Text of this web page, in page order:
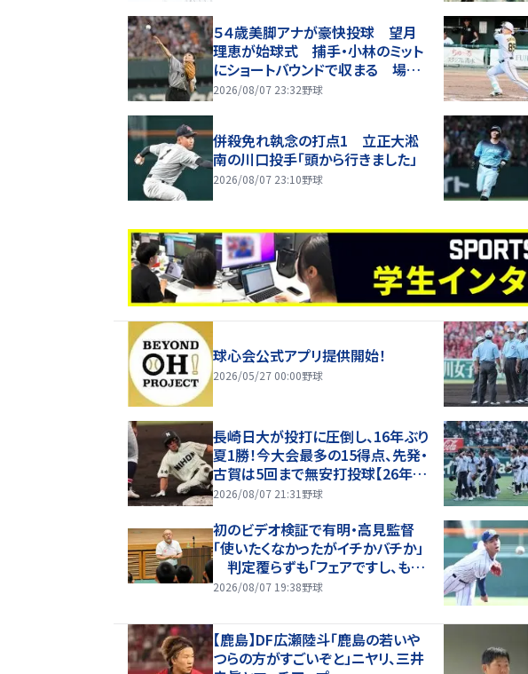
５４歳美脚アナが豪快投球 望月
理恵が始球式 捕手・小林のミット
にショートバウンドで収まる 場内
歓声
2026/08/07 23:32野球
併殺免れ執念の打点1 立正大淞
南の川口投手「頭から行きました」
2026/08/07 23:10野球
球心会公式アプリ提供開始！
2026/05/27 00:00野球
長崎日大が投打に圧倒し、16年ぶり
夏1勝！今大会最多の15得点、先発・
古賀は5回まで無安打投球【26年夏
甲子園】
2026/08/07 21:31 野球
初のビデオ検証で有明・高見監督
「使いたくなかったがイチかバチか」
判定覆らずも「フェアですし、もや
もやすることなく次にいける」と納得
2026/08/07 19:38野球
【鹿島】DF広瀬陸斗「鹿島の若いや
つらの方がすごいぞと」ニヤリ、三井